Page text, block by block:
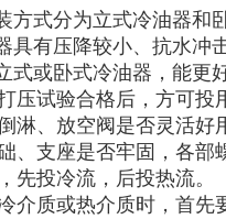
方式分为立式冷油器和
具有压降较小、抗水冲
式或卧式冷油器，能更
压试验合格后，方可投
淋、放空阀是否灵活好
、支座是否牢固，各部
先投冷流，后投热流。
介质或热介质时，首先